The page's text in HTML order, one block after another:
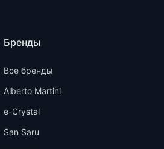
Бренды
Все бренды
Alberto Martini
e-Crystal
San Saru